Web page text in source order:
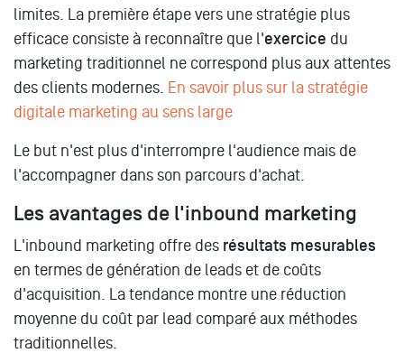
limites. La première étape vers une stratégie plus
efficace consiste à reconnaître que l'exercice du
marketing traditionnel ne correspond plus aux attentes
des clients modernes. En savoir plus sur la stratégie
digitale marketing au sens large
Le but n'est plus d'interrompre l'audience mais de
l'accompagner dans son parcours d'achat.
Les avantages de l'inbound marketing
L'inbound marketing offre des résultats mesurables
en termes de génération de leads et de coûts
d'acquisition. La tendance montre une réduction
moyenne du coût par lead comparé aux méthodes
traditionnelles.